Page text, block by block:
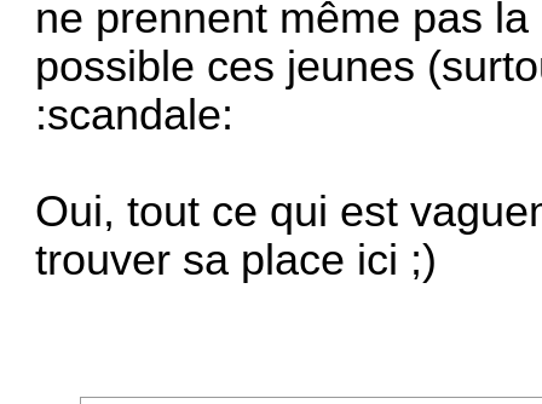
ne prennent même pas
possible ces jeunes
:scandale:
Oui, tout ce qui est
trouver sa place ici ;)